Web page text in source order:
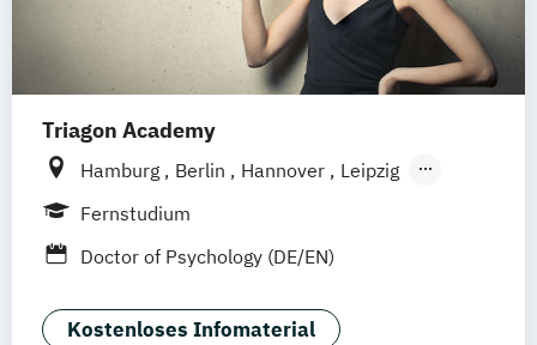
Triagon Academy
Hamburg Berlin Hannover
Leipzig
Dortmund (Unna)
Treuchtlingen Nürnberg
München (Ismaning)
Fernstudium
Doctor of Psychology (DE/EN)
Kostenloses Infomaterial